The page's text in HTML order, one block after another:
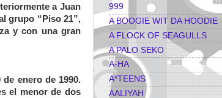
a Juan
grupo “Piso 21”,
y con una gran
enero de 1990.
el menor de dos
999
A BOOGIE WIT DA HOODIE
A FLOCK OF SEAGULLS
A PALO SEKO
A-HA
A*TEENS
AALIYAH